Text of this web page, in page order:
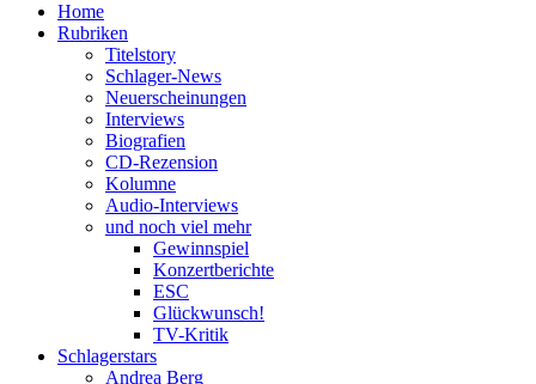
Home
Rubriken
Titelstory
Schlager-News
Neuerscheinungen
Interviews
Biografien
CD-Rezension
Kolumne
Audio-Interviews
und noch viel mehr
Gewinnspiel
Konzertberichte
ESC
Glückwunsch!
TV-Kritik
Schlagerstars
Andrea Berg